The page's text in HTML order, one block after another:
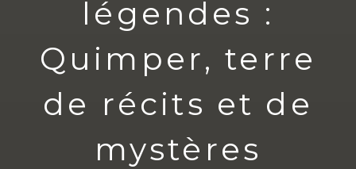
légendes :
Quimper, terre
de récits et de
mystères